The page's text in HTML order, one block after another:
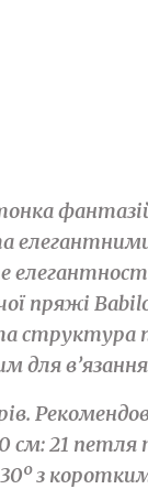
пряжі
структура
для
см: 21
з